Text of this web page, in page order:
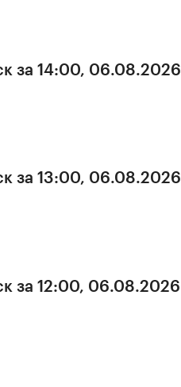
за 14:00, 06.08.2026
за 13:00, 06.08.2026
за 12:00, 06.08.2026